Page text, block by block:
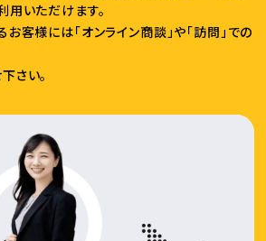
用いただけます。
客様には「オンライン商談」や「訪問」での
さい。